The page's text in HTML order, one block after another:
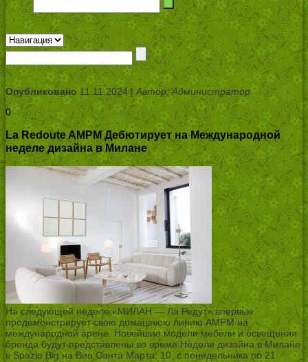
Опубликовано11.11.2024 |Автор: Администратор
0
La Redoute AMPM Дебютирует на Международной
неделе дизайна в Милане
На следующей неделе «МИЛАН — Ла Редут» впервые
продемонстрирует свою домашнюю линию AMPM на
международной арене. Новейшие модели мебели и освещения
бренда будут представлены во время Недели дизайна в Милане
в Spazio Big на Виа Санта Марта, 10, с понедельника по 21